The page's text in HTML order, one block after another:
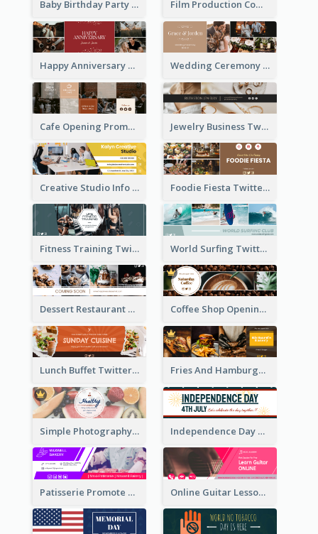
Baby Birthday Party Twitter Header Film Production Company Twitter Header
Happy Anniversary Twitter Header Wedding Ceremony Twitter Header
Cafe Opening Promotion Twitter Header Jewelry Business Twitter Header
Creative Studio Info Twitter Header Foodie Fiesta Twitter Header
Fitness Training Twitter Header World Surfing Twitter Header
Dessert Restaurant Twitter Header Coffee Shop Opening Twitter Header
Lunch Buffet Twitter Header Fries And Hamburger Restaurant Twitter Header
Simple Photography Twitter Header Promoting Healthy Independence Day Twitter Header With Decorations
Patisserie Promote Twitter Header Online Guitar Lesson Twitter Header